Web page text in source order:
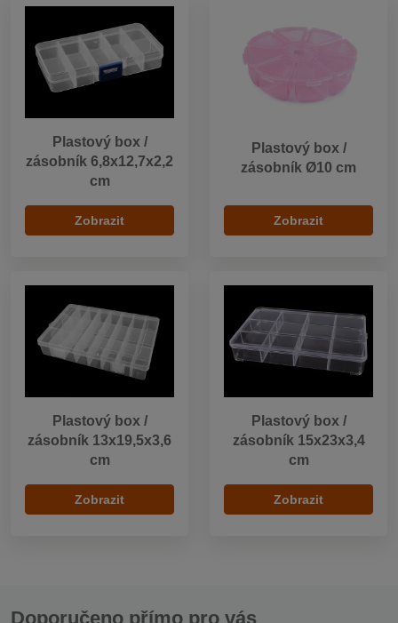
Plastový box /
zásobník 6,8x12,7x2,2
cm
Zobrazit
Plastový box /
zásobník Ø10 cm
Zobrazit
Plastový box /
zásobník 13x19,5x3,6
cm
Zobrazit
Plastový box /
zásobník 15x23x3,4
cm
Zobrazit
Doporučeno přímo pro vás